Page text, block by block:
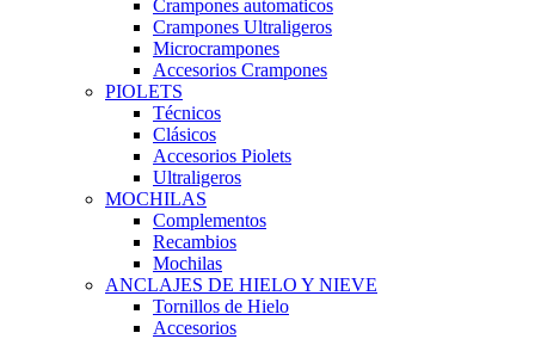
Crampones automaticos
Crampones Ultraligeros
Microcrampones
Accesorios Crampones
PIOLETS
Técnicos
Clásicos
Accesorios Piolets
Ultraligeros
MOCHILAS
Complementos
Recambios
Mochilas
ANCLAJES DE HIELO Y NIEVE
Tornillos de Hielo
Accesorios